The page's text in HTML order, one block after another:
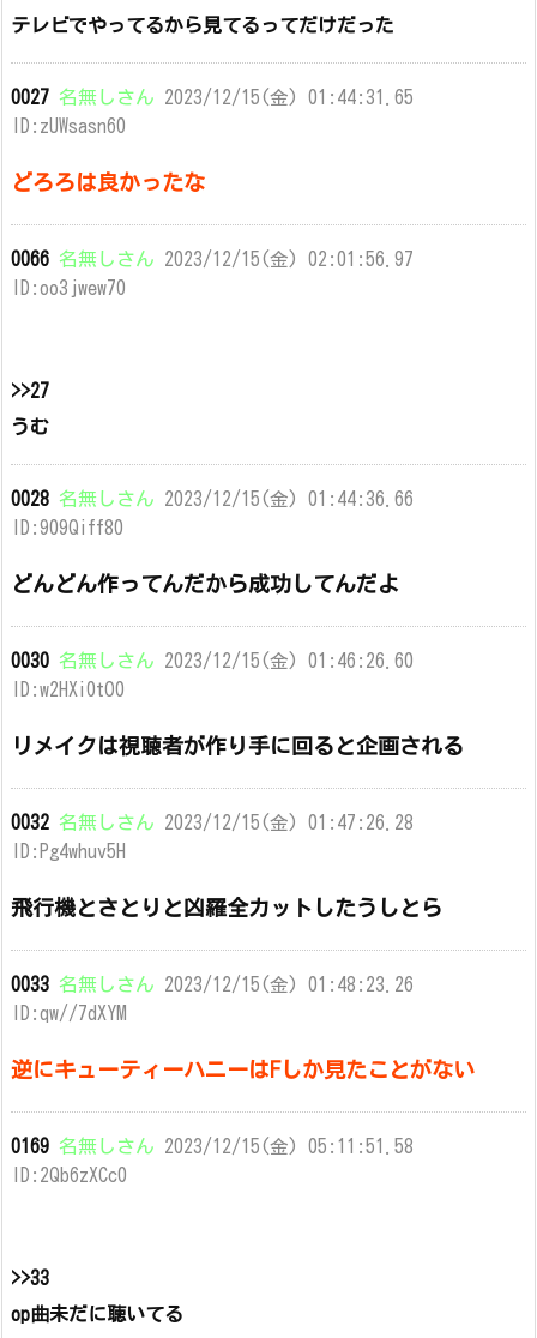
テレビでやってるから見てるってだけだった
0027 名無しさん 2023/12/15(金) 01:44:31.65
ID:zUWsasn60
どろろは良かったな
0066 名無しさん 2023/12/15(金) 02:01:56.97
ID:oo3jwew70
>>27
うむ
0028 名無しさん 2023/12/15(金) 01:44:36.66
ID:909Qiff80
どんどん作ってんだから成功してんだよ
0030 名無しさん 2023/12/15(金) 01:46:26.60
ID:w2HXi0tO0
リメイクは視聴者が作り手に回ると企画される
0032 名無しさん 2023/12/15(金) 01:47:26.28
ID:Pg4whuv5H
飛行機とさとりと凶羅全カットしたうしとら
0033 名無しさん 2023/12/15(金) 01:48:23.26
ID:qw//7dXYM
逆にキューティーハニーはFしか見たことがない
0169 名無しさん 2023/12/15(金) 05:11:51.58
ID:2Qb6zXCc0
>>33
op曲未だに聴いてる